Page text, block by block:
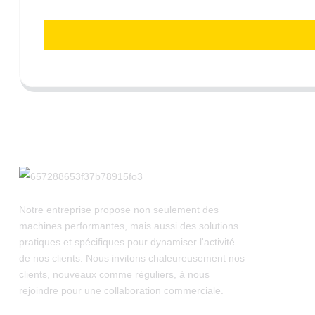
Notre entreprise propose non seulement des
machines performantes, mais aussi des solutions
pratiques et spécifiques pour dynamiser l'activité
de nos clients. Nous invitons chaleureusement nos
clients, nouveaux comme réguliers, à nous
rejoindre pour une collaboration commerciale.